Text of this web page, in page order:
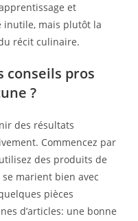
et
inutile, mais plutôt la
récit culinaire.
conseils pros
?
des résultats
Commencez par
des produits de
marient bien avec
pièces
d’articles: une bonne